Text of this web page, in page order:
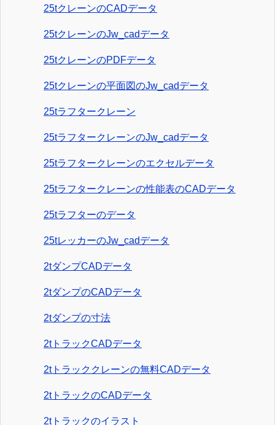
25tクレーンのCADデータ
25tクレーンのJw_cadデータ
25tクレーンのPDFデータ
25tクレーンの平面図のJw_cadデータ
25tラフタークレーン
25tラフタークレーンのJw_cadデータ
25tラフタークレーンのエクセルデータ
25tラフタークレーンの性能表のCADデータ
25tラフターのデータ
25tレッカーのJw_cadデータ
2tダンプCADデータ
2tダンプのCADデータ
2tダンプの寸法
2tトラックCADデータ
2tトラッククレーンの無料CADデータ
2tトラックのCADデータ
2tトラックのイラスト